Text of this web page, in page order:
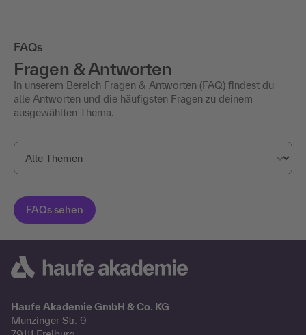
FAQs
Fragen & Antworten
In unserem Bereich Fragen & Antworten (FAQ) findest du
alle Antworten und die häufigsten Fragen zu deinem
ausgewählten Thema.
Haufe Akademie GmbH & Co. KG
Munzinger Str. 9